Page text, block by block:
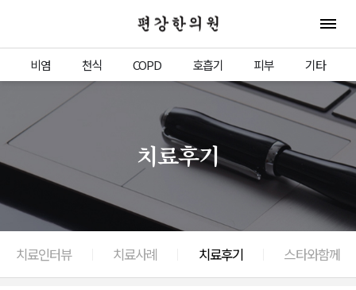
편강한의원 전체
비염 천식 COPD 호흡기 피부 기타
치료후기
치료인터뷰 치료사례 치료후기 스타와함께